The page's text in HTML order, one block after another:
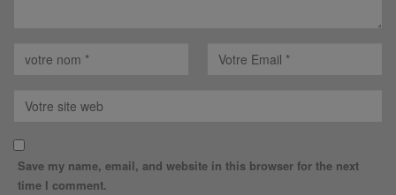
Save my name, email, and website in this browser for the next
time I comment.